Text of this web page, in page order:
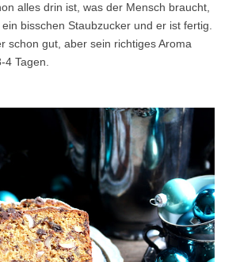
alles drin ist, was der Mensch braucht,
bisschen Staubzucker und er ist fertig.
schon gut, aber sein richtiges Aroma
Tagen.